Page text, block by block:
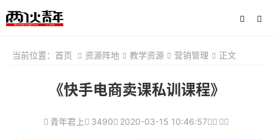
当前位置： 首页 资源阵地 教学资源 营销管理 正文
《快手电商卖课私训课程》
青年君上 3490 2020-03-15 10:46:57